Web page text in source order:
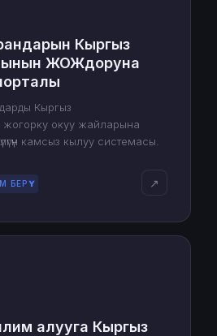
Кыргыз
ЖОЖдоруна
Кыргыз
окуу жайларына
камсыз кылуу системасы.
↗
алууга Кыргыз